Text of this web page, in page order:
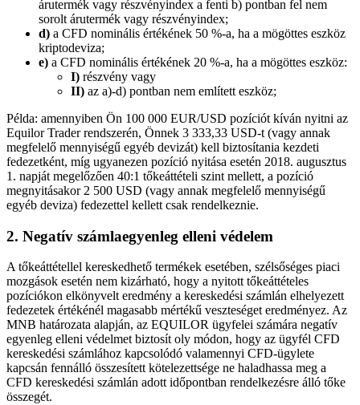
árutermék vagy részvényindex a fenti b) pontban fel nem
sorolt árutermék vagy részvényindex;
d) a CFD nominális értékének 50 %-a, ha a mögöttes eszköz
kriptodeviza;
e) a CFD nominális értékének 20 %-a, ha a mögöttes eszköz:
I) részvény vagy
II) az a)-d) pontban nem említett eszköz;
Példa: amennyiben Ön 100 000 EUR/USD pozíciót kíván nyitni az
Equilor Trader rendszerén, Önnek 3 333,33 USD-t (vagy annak
megfelelő mennyiségű egyéb devizát) kell biztosítania kezdeti
fedezetként, míg ugyanezen pozíció nyitása esetén 2018. augusztus
1. napját megelőzően 40:1 tőkeáttételi szint mellett, a pozíció
megnyitásakor 2 500 USD (vagy annak megfelelő mennyiségű
egyéb deviza) fedezettel kellett csak rendelkeznie.
2. Negatív számlaegyenleg elleni védelem
A tőkeáttétellel kereskedhető termékek esetében, szélsőséges piaci
mozgások esetén nem kizárható, hogy a nyitott tőkeáttételes
pozíciókon elkönyvelt eredmény a kereskedési számlán elhelyezett
fedezetek értékénél magasabb mértékű veszteséget eredményez. Az
MNB határozata alapján, az EQUILOR ügyfelei számára negatív
egyenleg elleni védelmet biztosít oly módon, hogy az ügyfél CFD
kereskedési számlához kapcsolódó valamennyi CFD-ügylete
kapcsán fennálló összesített kötelezettsége ne haladhassa meg a
CFD kereskedési számlán adott időpontban rendelkezésre álló tőke
összegét.